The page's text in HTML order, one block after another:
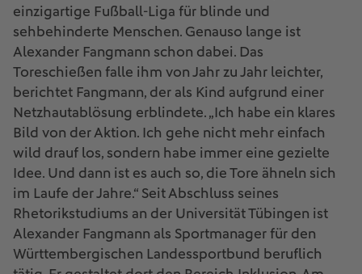
einzigartige Fußball-Liga für blinde und
sehbehinderte Menschen. Genauso lange ist
Alexander Fangmann schon dabei. Das
Toreschießen falle ihm von Jahr zu Jahr leichter,
berichtet Fangmann, der als Kind aufgrund einer
Netzhautablösung erblindete. „Ich habe ein klares
Bild von der Aktion. Ich gehe nicht mehr einfach
wild drauf los, sondern habe immer eine gezielte
Idee. Und dann ist es auch so, die Tore ähneln sich
im Laufe der Jahre.“ Seit Abschluss seines
Rhetorikstudiums an der Universität Tübingen ist
Alexander Fangmann als Sportmanager für den
Württembergischen Landessportbund beruflich